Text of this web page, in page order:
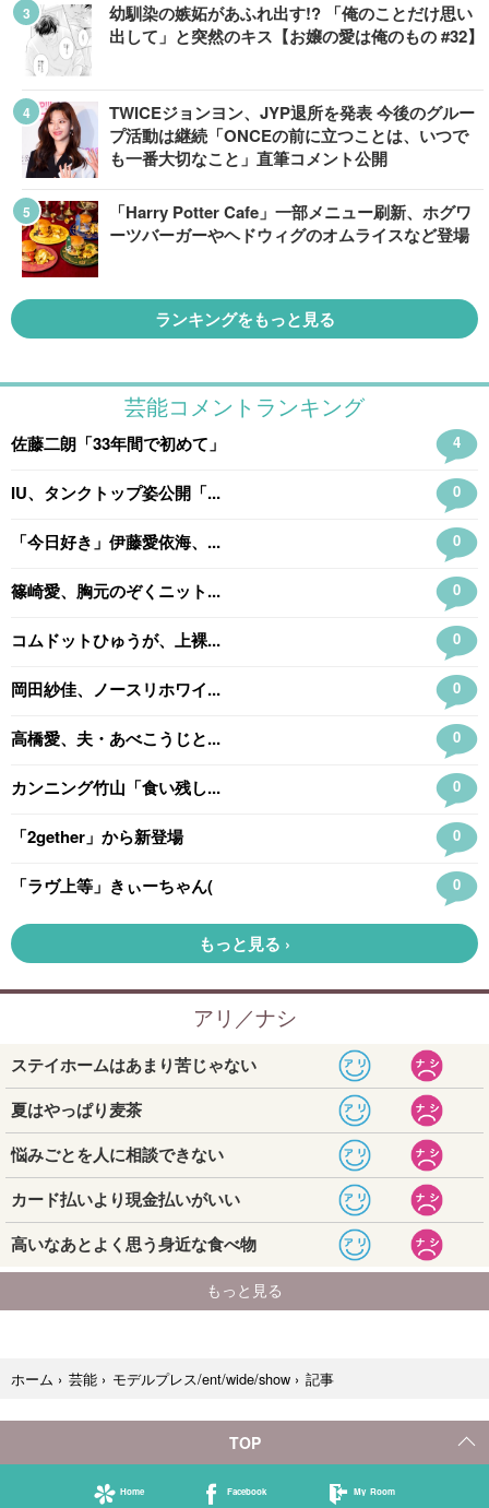
幼馴染の嫉妬があふれ出す!? 「俺のことだけ思い
出して」と突然のキス【お嬢の愛は俺のもの #32】
TWICEジョンヨン、JYP退所を発表 今後のグルー
プ活動は継続「ONCEの前に立つことは、いつで
も一番大切なこと」直筆コメント公開
「Harry Potter Cafe」一部メニュー刷新、ホグワ
ーツバーガーやヘドウィグのオムライスなど登場
ランキングをもっと見る
ホーム › 芸能 › モデルプレス/ent/wide/show › 記事
TOP
Home Facebook My Room